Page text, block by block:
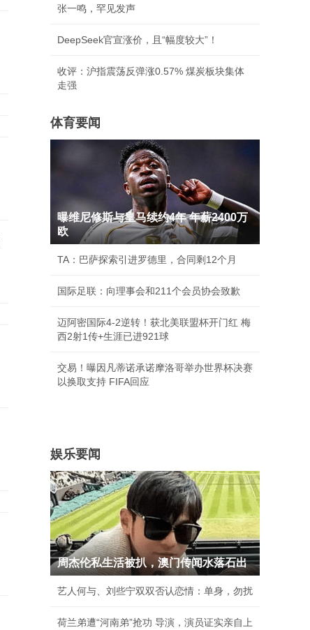
张一鸣，罕见发声
DeepSeek官宣涨价，且“幅度较大”！
收评：沪指震荡反弹涨0.57% 煤炭板块集体
走强
体育要闻
曝维尼修斯与皇马续约4年 年薪2400万
欧
TA：巴萨探索引进罗德里，合同剩12个月
国际足联：向理事会和211个会员协会致歉
迈阿密国际4-2逆转！获北美联盟杯开门红 梅
西2射1传+生涯已进921球
交易！曝因凡蒂诺承诺摩洛哥举办世界杯决赛
以换取支持 FIFA回应
娱乐要闻
周杰伦私生活被扒，澳门传闻水落石出
艺人何与、刘些宁双双否认恋情：单身，勿扰
荷兰弟遭“河南弟”抢功 导演，演员证实亲自上